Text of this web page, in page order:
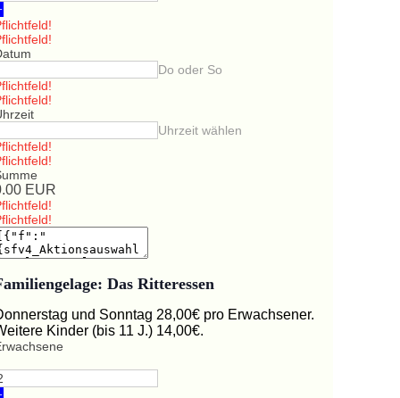
Do oder So
Uhrzeit wählen
EUR
Das Ritteressen
und Sonntag 28,00€ pro Erwachsener.
Kinder (bis 11 J.) 14,00€.